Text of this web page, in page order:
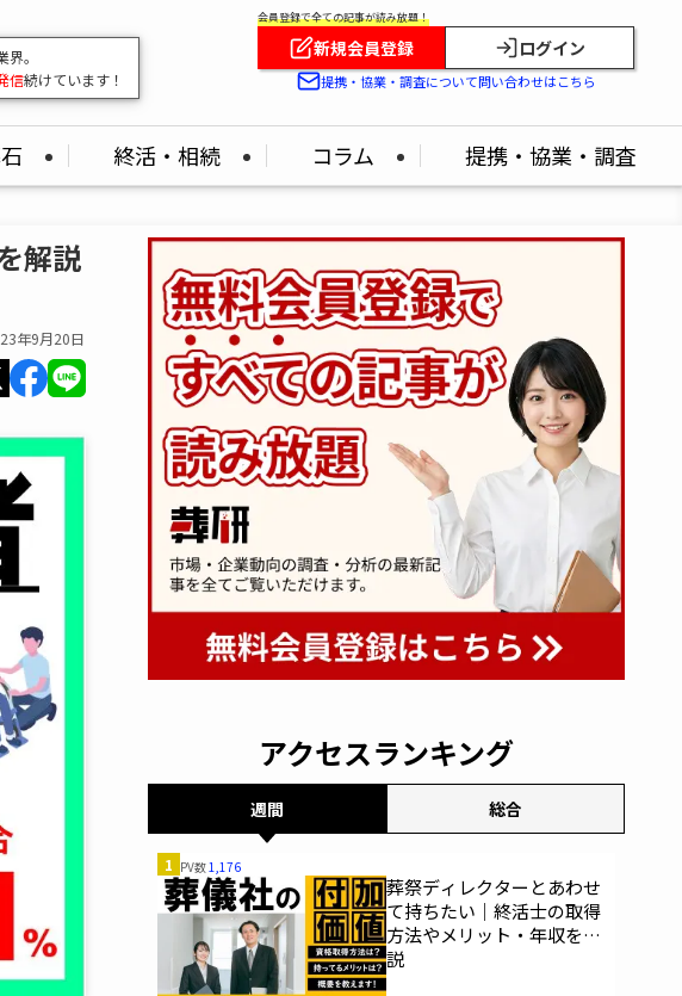
。
信続けています！
会員登録で全ての記事が読み放題！
新規会員登録 ログイン
提携・協業・調査について問い合わせはこちら
終活・相続 コラム 提携・協業・調査
解説
年9月20日
アクセスランキング
週間 総合
1 PV数1,176
葬祭ディレクターとあわせ
て持ちたい｜終活士の取得
方法やメリット・年収を解
説